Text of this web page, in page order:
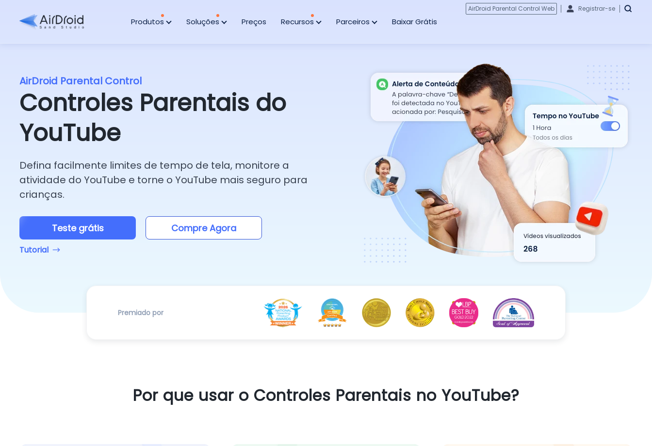
Produtos Soluções Preços Recursos Parceiros Baixar Grátis
AirDroid Parental Control Web Registrar-se
AirDroid Parental Control
Controles Parentais do
YouTube
Defina facilmente limites de tempo de tela, monitore a
atividade do YouTube e torne o YouTube mais seguro para
crianças.
Teste grátis Compre Agora
Tutorial
Premiado por
Por que usar o Controles Parentais no YouTube?